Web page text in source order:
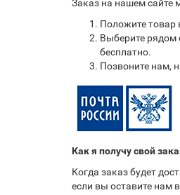
Заказ на нашем сайте
Положите товар
Выберите рядом
бесплатно.
Позвоните нам,
Как я получу свой
Когда заказ будет
если вы оставите нам